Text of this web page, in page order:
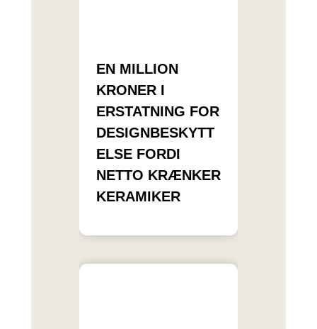
EN MILLION
KRONER I
ERSTATNING FOR
DESIGNBESKYTT
ELSE FORDI
NETTO KRÆNKER
KERAMIKER